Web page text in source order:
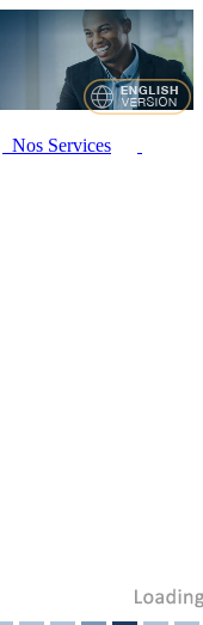
Nos Services